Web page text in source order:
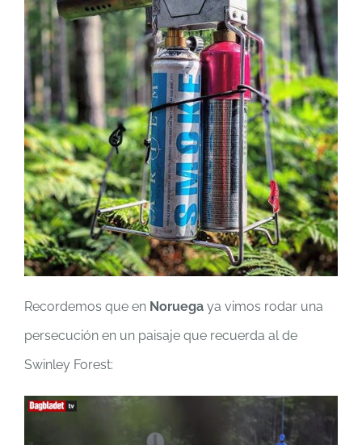
Recordemos que en Noruega ya vimos rodar una
persecución en un paisaje que recuerda al de
Swinley Forest: